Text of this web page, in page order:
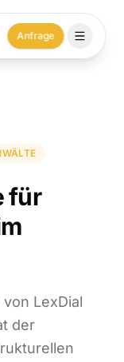
Anfrage
für
LexDial
der